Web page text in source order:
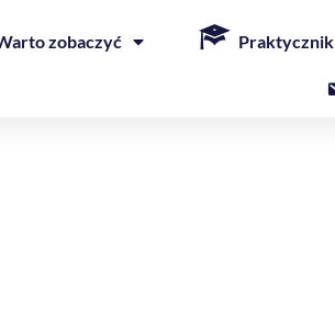
zobaczyć Praktycznik